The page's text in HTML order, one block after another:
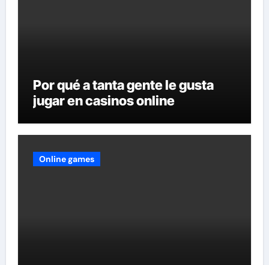
Por qué a tanta gente le gusta
jugar en casinos online
Online games